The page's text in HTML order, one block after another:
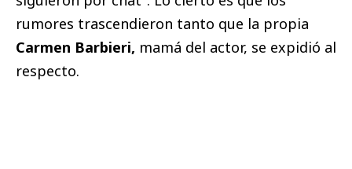
rumores trascendieron tanto que la propia
Carmen Barbieri, mamá del actor, se expidió al
respecto.